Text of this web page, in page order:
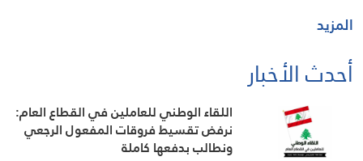
المزيد
أحدث الأخبار
اللقاء الوطني للعاملين في القطاع العام:
نرفض تقسيط فروقات المفعول الرجعي
ونطالب بدفعها كاملة